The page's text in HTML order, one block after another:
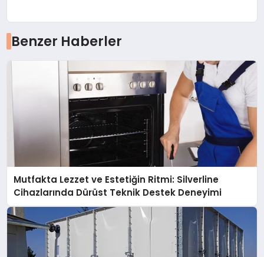
Benzer Haberler
Mutfakta Lezzet ve Estetiğin Ritmi: Silverline
Cihazlarında Dürüst Teknik Destek Deneyimi